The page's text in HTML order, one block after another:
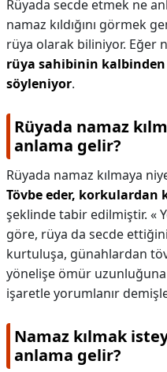
Rüyada secde etmek ne
namaz kıldığını görmek
rüya olarak biliniyor. Eğer
rüya sahibinin kalbinden
söyleniyor.
Rüyada namaz
anlama gelir?
Rüyada namaz kılmaya
Tövbe eder, korkulardan
şeklinde tabir edilmiştir. «
göre, rüya da secde
kurtuluşa, günahlardan
yönelişe ömür
işaretle yorumlanır
Namaz kılmak
anlama gelir?